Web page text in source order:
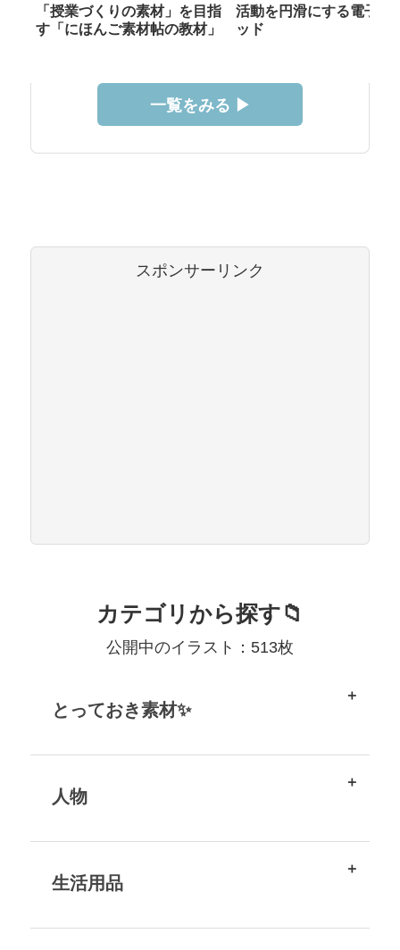
「授業づくりの素材」を目指
す「にほんご素材帖の教材」
活動を円滑にする電子メ
ッド
一覧をみる ▶︎
スポンサーリンク
カテゴリから探す📁
公開中のイラスト：513枚
とっておき素材✨
人物
生活用品